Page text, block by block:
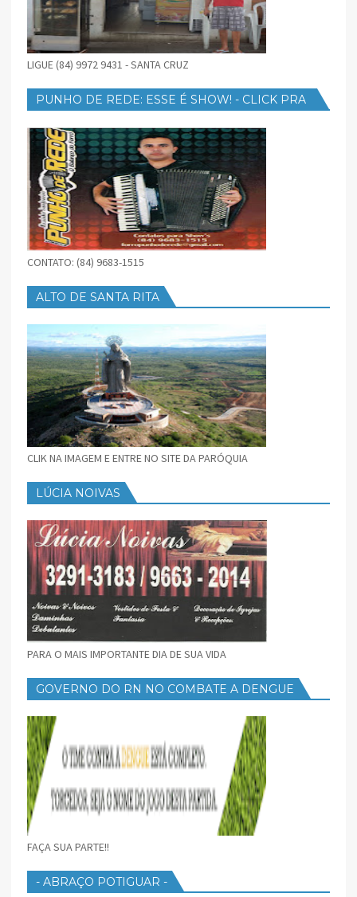
LIGUE (84) 9972 9431 - SANTA CRUZ
PUNHO DE REDE: ESSE É SHOW! - CLICK PRA
CONTATO: (84) 9683-1515
ALTO DE SANTA RITA
CLIK NA IMAGEM E ENTRE NO SITE DA PARÓQUIA
LÚCIA NOIVAS
PARA O MAIS IMPORTANTE DIA DE SUA VIDA
GOVERNO DO RN NO COMBATE A DENGUE
FAÇA SUA PARTE!!
- ABRAÇO POTIGUAR -